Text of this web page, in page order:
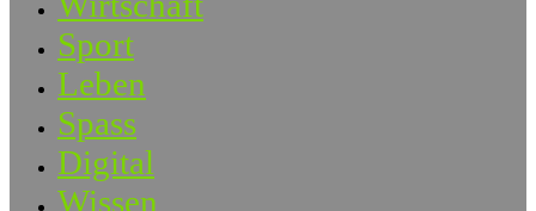
Sport
Leben
Spass
Digital
Wissen